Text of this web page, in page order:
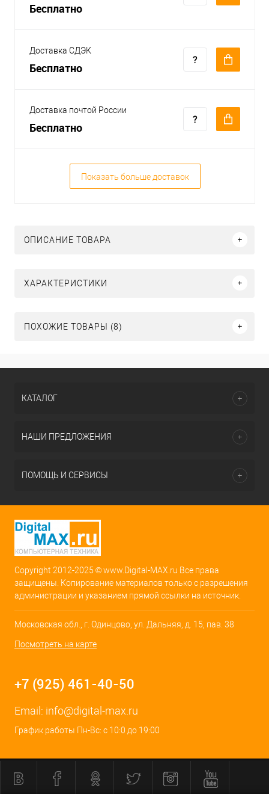
Бесплатно
Доставка СДЭК
Бесплатно
Доставка почтой России
Бесплатно
Показать больше доставок
ОПИСАНИЕ ТОВАРА
ХАРАКТЕРИСТИКИ
ПОХОЖИЕ ТОВАРЫ (8)
КАТАЛОГ
НАШИ ПРЕДЛОЖЕНИЯ
ПОМОЩЬ И СЕРВИСЫ
Copyright 2012-2025 © www.Digital-MAX.ru Все права
защищены. Копирование материалов только с разрешения
администрации и указанием прямой ссылки на источник.
Московская обл., г. Одинцово, ул. Дальняя, д. 15, пав. 38
Посмотреть на карте
+7 (925) 461-40-50
Email: info@digital-max.ru
График работы Пн-Вс: с 10:0 до 19:00